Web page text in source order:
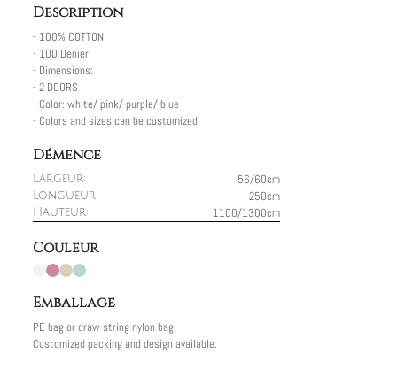
Description
- 100% COTTON
- 100 Denier
- Dimensions:
- 2 DOORS
- Color: white/ pink/ purple/ blue
- Colors and sizes can be customized
Démence
Largeur: 56/60cm
Longueur: 250cm
Hauteur: 1100/1300cm
Couleur
Emballage
PE bag or draw string nylon bag
Customized packing and design available.